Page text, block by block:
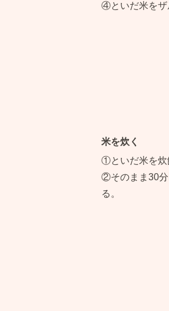
④といだ米をザ
米を炊く
①といだ米を炊
②そのまま30分
る。